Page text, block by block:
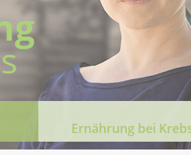
Ernährung bei